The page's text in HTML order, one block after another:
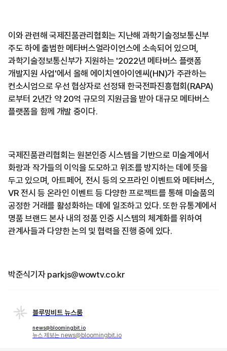
이와 관련해 국제진품관리협회는 지난해 과학기술정보통신부
주도 하에 출범한 메타버스얼라이언스에 소속되어 있으며,
과학기술정보통신부가 지원하는 '2022년 메타버스 플랫폼
개발지원 사업'에서 올해 에이치엔아이엔씨(HN)가 주관하는
컨소시엄으로 우선 협상자로 선정돼 한국전파진흥협회(RAPA)
로부터 2년간 약 20억 규모의 지원금을 받아 대규모 메타버스
플랫폼을 함께 개발 중이다.
국제진품관리협회는 원본인증 시스템을 기반으로 미술계에서
화랑과 작가들의 이익을 도모하고 위조를 방지하는 데에 뜻을
두고 있으며, 아트페어, 전시 등의 오프라인 이벤트와 메타버스,
VR 전시 등 온라인 이벤트 등 다양한 프로젝트를 통해 미술품의
공정한 거래를 활성화하는 데에 일조하고 있다. 또한 유통계에서
명품 브랜드 본사 내의 정품 인증 시스템의 체계화를 위하여
관계사들과 다양한 논의 및 협력을 진행 중에 있다.
박준식기자 parkjs@wowtv.co.kr
블루밍비트 뉴스룸
news@bloomingbit.io
뉴스 제보는 news@bloomingbit.io